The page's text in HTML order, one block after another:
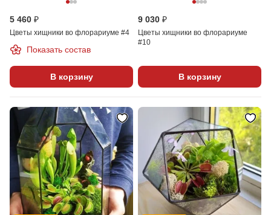
5 460 ₽
Цветы хищники во флорариуме #4
Показать состав
В корзину
9 030 ₽
Цветы хищники во флорариуме
#10
В корзину